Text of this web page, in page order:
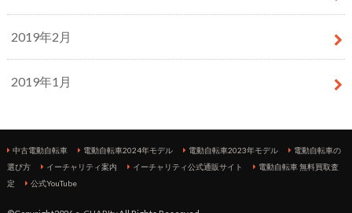
2019年2月
2019年1月
中古電動自転車 電動自転車2024年モデル 電動自転車2023年モデル
電動自転車の
選び方
イーチャリティ案内 イーチャリティ公式通販サイト
電動自転車 無料買取査
定
公式YouTube